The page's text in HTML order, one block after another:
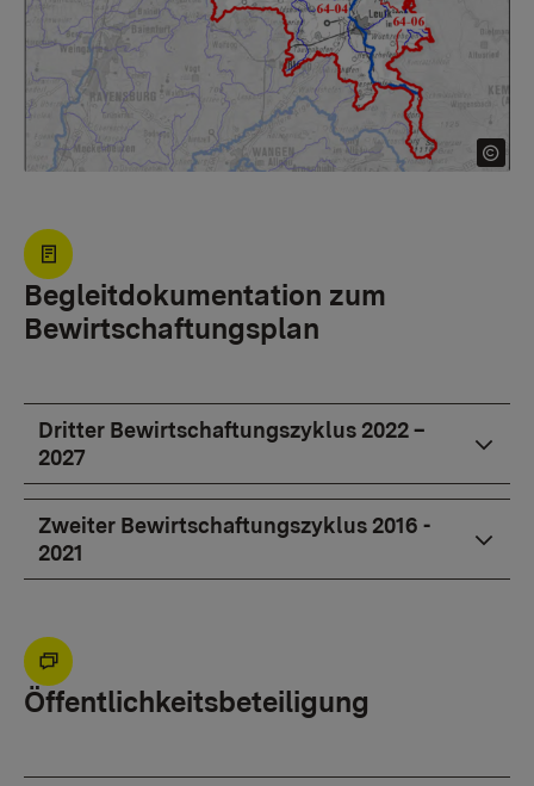
Begleitdokumentation zum
Bewirtschaftungsplan
Dritter Bewirtschaftungszyklus 2022 –
2027
Zweiter Bewirtschaftungszyklus 2016 -
2021
Öffentlichkeitsbeteiligung